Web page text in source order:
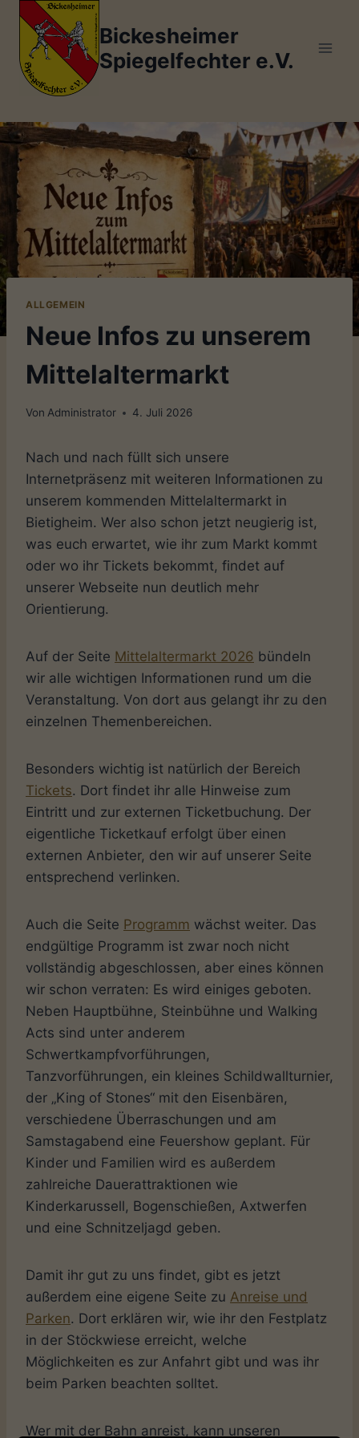
Inhalt
springen
Bickesheimer
Spiegelfechter e.V.
ALLGEMEIN
Neue Infos zu unserem
Mittelaltermarkt
Von Administrator 4. Juli 2026
Nach und nach füllt sich unsere
Internetpräsenz mit weiteren Informationen zu
unserem kommenden Mittelaltermarkt in
Bietigheim. Wer also schon jetzt neugierig ist,
was euch erwartet, wie ihr zum Markt kommt
oder wo ihr Tickets bekommt, findet auf
unserer Webseite nun deutlich mehr
Orientierung.
Auf der Seite Mittelaltermarkt 2026 bündeln
wir alle wichtigen Informationen rund um die
Veranstaltung. Von dort aus gelangt ihr zu den
einzelnen Themenbereichen.
Besonders wichtig ist natürlich der Bereich
Tickets. Dort findet ihr alle Hinweise zum
Eintritt und zur externen Ticketbuchung. Der
eigentliche Ticketkauf erfolgt über einen
externen Anbieter, den wir auf unserer Seite
entsprechend verlinken.
Auch die Seite Programm wächst weiter. Das
endgültige Programm ist zwar noch nicht
vollständig abgeschlossen, aber eines können
wir schon verraten: Es wird einiges geboten.
Neben Hauptbühne, Steinbühne und Walking
Acts sind unter anderem
Schwertkampfvorführungen,
Tanzvorführungen, ein kleines Schildwallturnier,
der „King of Stones“ mit den Eisenbären,
verschiedene Überraschungen und am
Samstagabend eine Feuershow geplant. Für
Kinder und Familien wird es außerdem
zahlreiche Dauerattraktionen wie
Kinderkarussell, Bogenschießen, Axtwerfen
und eine Schnitzeljagd geben.
Damit ihr gut zu uns findet, gibt es jetzt
außerdem eine eigene Seite zu Anreise und
Parken. Dort erklären wir, wie ihr den Festplatz
in der Stöckwiese erreicht, welche
Möglichkeiten es zur Anfahrt gibt und was ihr
beim Parken beachten solltet.
Wer mit der Bahn anreist, kann unseren